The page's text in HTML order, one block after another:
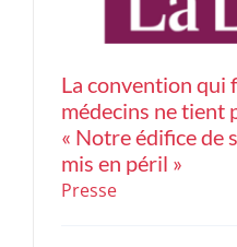
La convention qui
médecins ne tient
« Notre édifice de
mis en péril »
Presse